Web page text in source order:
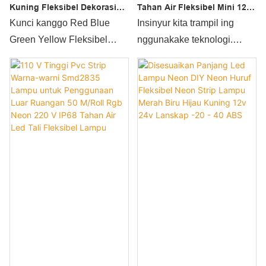
Kuning Fleksibel Dekorasi
Natal 24v Digunakan Di Kota
Neon Flex Rgb Led Lampu
Neon Lampu
Kunci kanggo Red Blue
Green Yellow Fleksibel
Natal Dekorasi 24v
Digunakake Ing City Project
Strip Lighting Neon Flex
Rgb Led Light daya saing
inovasi.Dibandhingake karo
Tahan Air Fleksibel Mini 12 V
Lampu Tali 110 V Neon
Insinyur kita trampil ing
nggunakake teknologi.
Amarga saka serviceability
sudhut lan fungsi kuwat,
120leds/m Outdoor
Waterproof Fleksibel Mini
12v Lampu Tali 110v Neon